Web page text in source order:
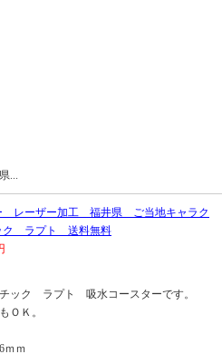
...
レーザー加工 福井県 ご当地キャラク
ク ラプト 送料無料
ック ラプト 吸水コースターです。
ＯＫ。
ｍ